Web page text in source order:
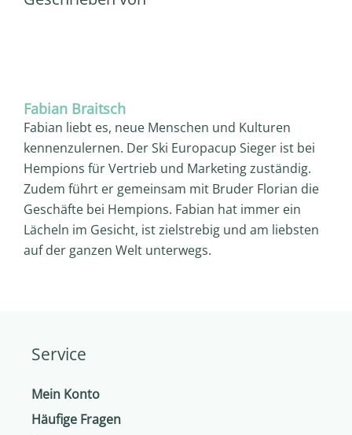
Fabian Braitsch
Fabian liebt es, neue Menschen und Kulturen
kennenzulernen. Der Ski Europacup Sieger ist bei
Hempions für Vertrieb und Marketing zuständig.
Zudem führt er gemeinsam mit Bruder Florian die
Geschäfte bei Hempions. Fabian hat immer ein
Lächeln im Gesicht, ist zielstrebig und am liebsten
auf der ganzen Welt unterwegs.
Service
Mein Konto
Häufige Fragen